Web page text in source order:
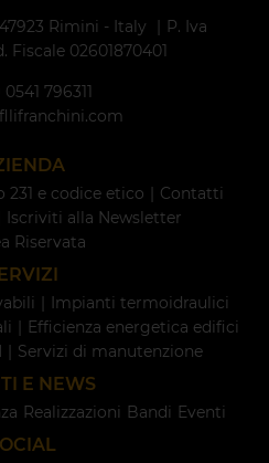
47923 Rimini - Italy
P. Iva
Fiscale 02601870401
0541 796311
231 e codice etico
Contatti
Iscriviti alla Newsletter
Riservata
Impianti termoidraulici
Efficienza energetica edifici
Servizi di manutenzione
E NEWS
Realizzazioni Bandi Eventi